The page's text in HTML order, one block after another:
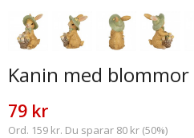
Kanin med
79 kr
Ord. 159 kr. Du sparar 80 kr (50%)